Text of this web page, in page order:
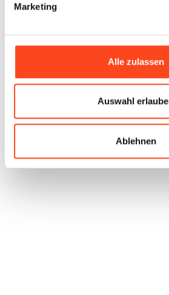
Marketing
Alle zulassen
Auswahl
Ablehnen